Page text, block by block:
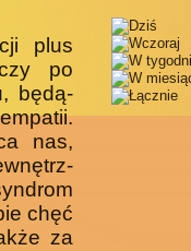
plus
po
będą­
nas,
chęć
za